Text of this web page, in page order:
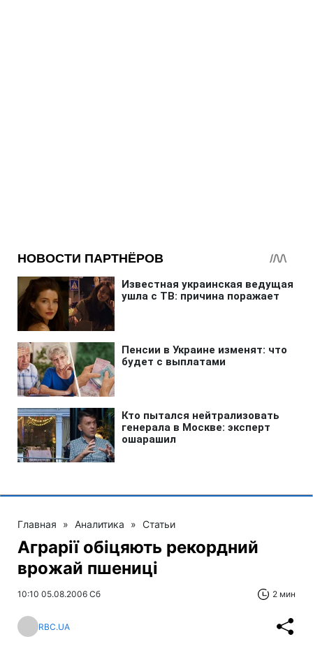
Главная » Аналитика » Статьи
Аграрії обіцяють рекордний
врожай пшениці
10:10 05.08.2006 Сб 2 мин
RBC.UA